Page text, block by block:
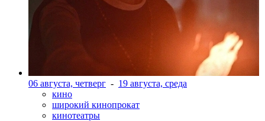
06 августа, четверг - 19 августа, среда
кино
широкий кинопрокат
кинотеатры